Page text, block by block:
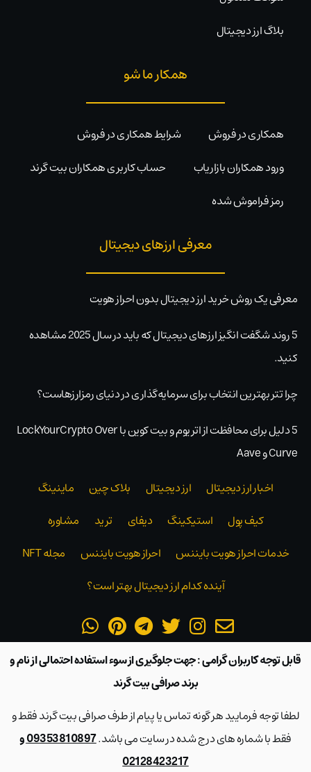
بلاگ ارز دیجیتال
همکار ما شو
همکاری در فروش
شرایط همکاری در فروش
ورود همکاران بازاریاب
حساب کاربری همکاران بیت گرند
رمز فراموش شده
معرفی ارزهای دیجیتال
معرفی یک روش خرید ارز دیجیتال بدون احراز هویت
5 روند شگفت انگیز ارزهای دیجیتال که باید در سال 2025 مشاهده
کنید.
چرا تتر بهترین انتخاب برای سرمایه‌گذاری در دنیای رمزارزهاست؟
5 دلیل برای محافظت از اتریوم و بیت کوین با LockYourCrypto Over
Curve و Aave
اخبار ارز دیجیتال
ارز دیجیتال بلاک‌ چین
ماینینگ
کیف پول
استیکینگ دیفای ترید
مشاوره
خدمات احراز هویت بایننس
احراز هویت بایننس
مجله NFT
آینده کدام ارز دیجیتال بهتر است؟
قابل توجه کاربران گرامی : جهت جلوگیری از سوء استفاده احتمالی از نام و
برند صرافی بیت گرند
لطفا توجه فرمایید هر گونه تماس یا پیام از طرف صرافی بیت گرند فقط و
فقط با شماره های درج شده در سایت می باشد.
09353810897 و
02128423217